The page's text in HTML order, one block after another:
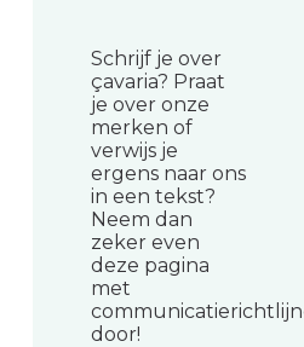
Schrijf je over
çavaria? Praat
je over onze
merken of
verwijs je
ergens naar ons
in een tekst?
Neem dan
zeker even
deze pagina
met
door!